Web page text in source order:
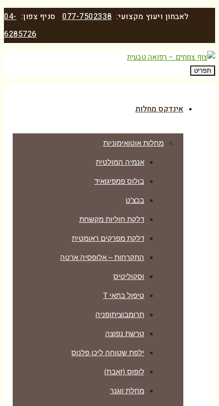
לאבחון ויעוץ מקצועי:077-7502338 סניף צפון:04-
6285726
תפריט
אינדקס מחלות
מחלות אוטואימוניות
אנמיה המולטית
בולוס פמפיגואיד
בכצ’ט
דלקת חוליות מקשחת
דלקת מפרקים ראומטית
התקרחות – אלופסיה ארטה
וסקוליטיס
טיפול בתאי T
תרומבוציתופניה
טרשת נפוצה
ילפת שטוחה ליכן פלנוס
לופוס (זאבת)
מחלת ווגנר